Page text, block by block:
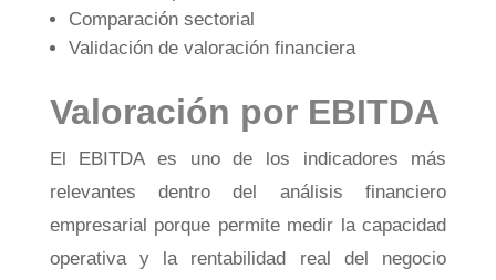
Comparación sectorial
Validación de valoración financiera
Valoración por EBITDA
El EBITDA es uno de los indicadores más
relevantes dentro del análisis financiero
empresarial porque permite medir la capacidad
operativa y la rentabilidad real del negocio